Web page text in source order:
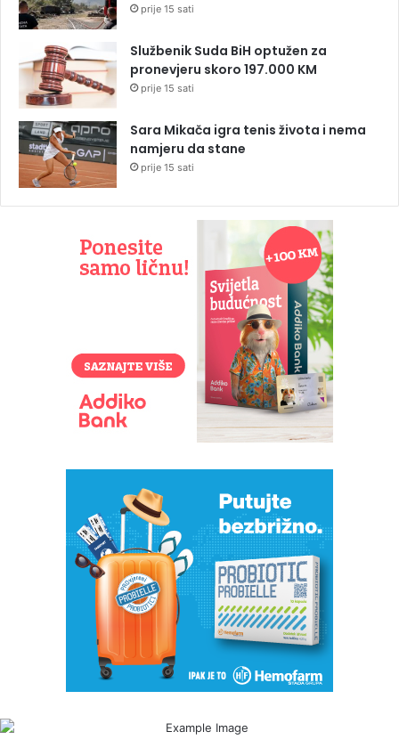
prije 15 sati
Službenik Suda BiH optužen za
pronevjeru skoro 197.000 KM
prije 15 sati
Sara Mikača igra tenis života i nema
namjeru da stane
prije 15 sati